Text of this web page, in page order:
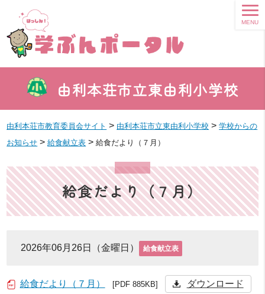
由利本荘市立東由利小学校
MENU
由利本荘市教育委員会サイト > 由利本荘市立東由利小学校 >学校からの
お知らせ >給食献立表 >給食だより（７月）
給食だより（７月）
2026年06月26日（金曜日） 給食献立表
給食だより（７月） [PDF 885KB] ダウンロード